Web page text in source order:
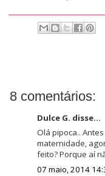
8 comentários:
Dulce G. disse...
Olá pipoca..
maternidade,
feito? Porque aí
07 maio, 2014